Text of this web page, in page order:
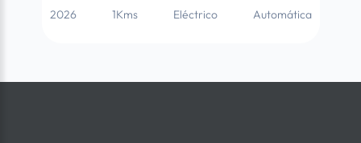
2026 1Kms Eléctrico Automática